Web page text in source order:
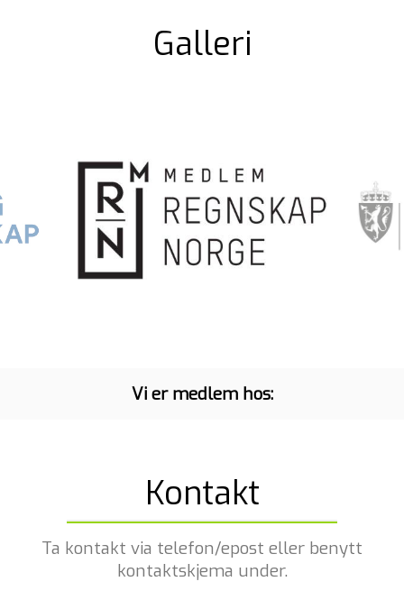
Galleri
Vi er medlem hos:
Kontakt
Ta kontakt via telefon/epost eller benytt
kontaktskjema under.